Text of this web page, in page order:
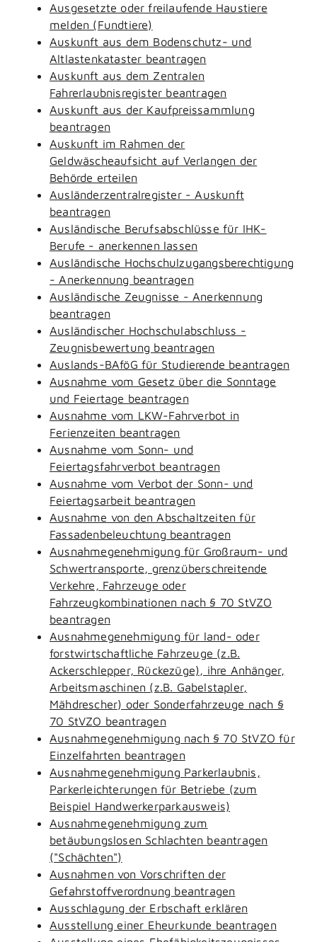
Ausgesetzte oder freilaufende Haustiere
melden (Fundtiere)
Auskunft aus dem Bodenschutz- und
Altlastenkataster beantragen
Auskunft aus dem Zentralen
Fahrerlaubnisregister beantragen
Auskunft aus der Kaufpreissammlung
beantragen
Auskunft im Rahmen der
Geldwäscheaufsicht auf Verlangen der
Behörde erteilen
Ausländerzentralregister - Auskunft
beantragen
Ausländische Berufsabschlüsse für IHK-
Berufe - anerkennen lassen
Ausländische Hochschulzugangsberechtigung
- Anerkennung beantragen
Ausländische Zeugnisse - Anerkennung
beantragen
Ausländischer Hochschulabschluss -
Zeugnisbewertung beantragen
Auslands-BAföG für Studierende beantragen
Ausnahme vom Gesetz über die Sonntage
und Feiertage beantragen
Ausnahme vom LKW-Fahrverbot in
Ferienzeiten beantragen
Ausnahme vom Sonn- und
Feiertagsfahrverbot beantragen
Ausnahme vom Verbot der Sonn- und
Feiertagsarbeit beantragen
Ausnahme von den Abschaltzeiten für
Fassadenbeleuchtung beantragen
Ausnahmegenehmigung für Großraum- und
Schwertransporte, grenzüberschreitende
Verkehre, Fahrzeuge oder
Fahrzeugkombinationen nach § 70 StVZO
beantragen
Ausnahmegenehmigung für land- oder
forstwirtschaftliche Fahrzeuge (z.B.
Ackerschlepper, Rückezüge), ihre Anhänger,
Arbeitsmaschinen (z.B. Gabelstapler,
Mähdrescher) oder Sonderfahrzeuge nach §
70 StVZO beantragen
Ausnahmegenehmigung nach § 70 StVZO für
Einzelfahrten beantragen
Ausnahmegenehmigung Parkerlaubnis,
Parkerleichterungen für Betriebe (zum
Beispiel Handwerkerparkausweis)
Ausnahmegenehmigung zum
betäubungslosen Schlachten beantragen
("Schächten")
Ausnahmen von Vorschriften der
Gefahrstoffverordnung beantragen
Ausschlagung der Erbschaft erklären
Ausstellung einer Eheurkunde beantragen